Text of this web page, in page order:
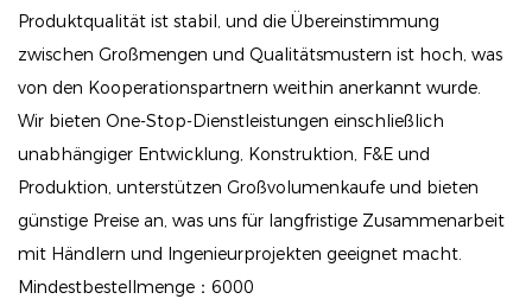
einzulassen.
Dieses Rouge ist ideal für alle Hauttypen,
insbesondere für diejenigen, die zusätzliche
Feuchtigkeit benötigen, und bietet ein strahlendes
Leuchten, das Ihr allgemeines Make -up -Look
oder einem Pinsel für mühelose Mischungen
aufgetragen werden.
Produktqualität ist stabil, und die Übereinstimmung
zwischen Großmengen und Qualitätsmustern ist hoch, was
von den Kooperationspartnern weithin anerkannt wurde.
Wir bieten One-Stop-Dienstleistungen einschließlich
unabhängiger Entwicklung, Konstruktion, F&E und
Produktion, unterstützen Großvolumenkaufe und bieten
günstige Preise an, was uns für langfristige Zusammenarbeit
mit Händlern und Ingenieurprojekten geeignet macht.
Mindestbestellmenge：6000